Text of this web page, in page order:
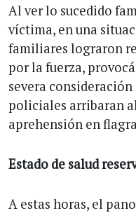
Al ver lo sucedido
víctima, en una
familiares lograron
por la fuerza,
severa
policiales arribaran
aprehensión en
Estado de salud
A estas horas, el